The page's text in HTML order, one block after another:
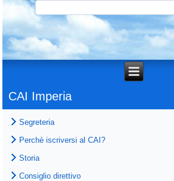
CAI Imperia
Segreteria
Perchè iscriversi al CAI?
Storia
Consiglio direttivo